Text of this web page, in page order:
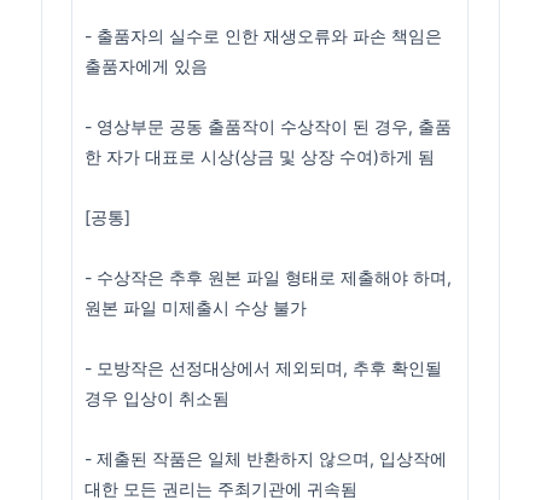
- 출품자의 실수로 인한 재생오류와 파손 책임은
출품자에게 있음
- 영상부문 공동 출품작이 수상작이 된 경우, 출품
한 자가 대표로 시상(상금 및 상장 수여)하게 됨
[공통]
- 수상작은 추후 원본 파일 형태로 제출해야 하며,
원본 파일 미제출시 수상 불가
- 모방작은 선정대상에서 제외되며, 추후 확인될
경우 입상이 취소됨
- 제출된 작품은 일체 반환하지 않으며, 입상작에
대한 모든 권리는 주최기관에 귀속됨